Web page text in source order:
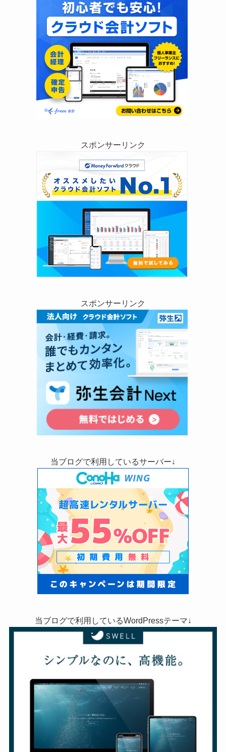
スポンサーリンク
スポンサーリンク
当ブログで利用しているサーバー↓
当ブログで利用しているWordPressテーマ↓